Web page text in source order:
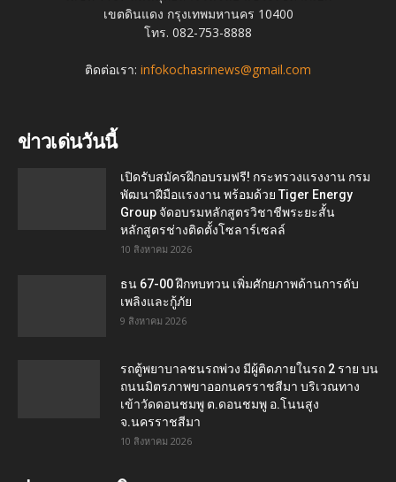
เขตดินแดง กรุงเทพมหานคร 10400
โทร. 082-753-8888
ติดต่อเรา: infokochasrinews@gmail.com
ข่าวเด่นวันนี้
เปิดรับสมัครฝึกอบรมฟรี! กระทรวงแรงงาน กรม
พัฒนาฝีมือแรงงาน พร้อมด้วย Tiger Energy
Group จัดอบรมหลักสูตรวิชาชีพระยะสั้น
หลักสูตรช่างติดตั้งโซลาร์เซลล์
10 สิงหาคม 2026
ธน 67-00 ฝึกทบทวน เพิ่มศักยภาพด้านการดับ
เพลิงและกู้ภัย
9 สิงหาคม 2026
รถตู้พยาบาลชนรถพ่วง มีผู้ติดภายในรถ 2 ราย บน
ถนนมิตรภาพขาออกนครราชสีมา บริเวณทาง
เข้าวัดดอนชมพู ต.ดอนชมพู อ.โนนสูง
จ.นครราชสีมา
10 สิงหาคม 2026